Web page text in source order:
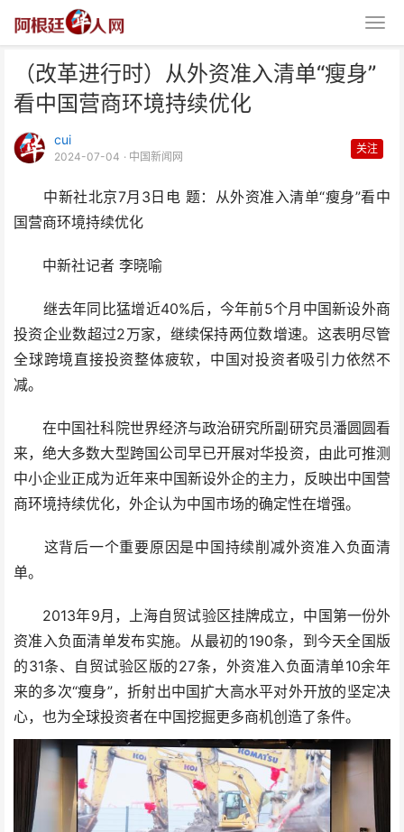
（改革进行时）从外资准入清单“瘦身”
看中国营商环境持续优化
cui
2024-07-04 · 中国新闻网
关注
中新社北京7月3日电 题：从外资准入清单“瘦身”看中
国营商环境持续优化
中新社记者 李晓喻
继去年同比猛增近40%后，今年前5个月中国新设外商
投资企业数超过2万家，继续保持两位数增速。这表明尽管
全球跨境直接投资整体疲软，中国对投资者吸引力依然不
减。
在中国社科院世界经济与政治研究所副研究员潘圆圆看
来，绝大多数大型跨国公司早已开展对华投资，由此可推测
中小企业正成为近年来中国新设外企的主力，反映出中国营
商环境持续优化，外企认为中国市场的确定性在增强。
这背后一个重要原因是中国持续削减外资准入负面清
单。
2013年9月，上海自贸试验区挂牌成立，中国第一份外
资准入负面清单发布实施。从最初的190条，到今天全国版
的31条、自贸试验区版的27条，外资准入负面清单10余年
来的多次“瘦身”，折射出中国扩大高水平对外开放的坚定决
心，也为全球投资者在中国挖掘更多商机创造了条件。
（改革进行时）从外资准入清单